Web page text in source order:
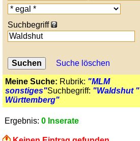
Suchbegriff
Suche löschen
Meine Suche: Rubrik: "MLM
sonstiges"Suchbegriff: "Waldshut "
Württemberg"
Ergebnis: 0 Inserate